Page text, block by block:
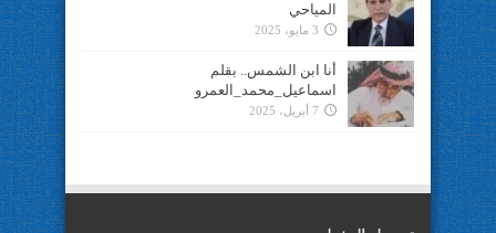
المياحي
3 مايو، 2025
أنا ابن الشمس.. بقلم
اسماعيل_محمد_العمرو
7 أبريل، 2025